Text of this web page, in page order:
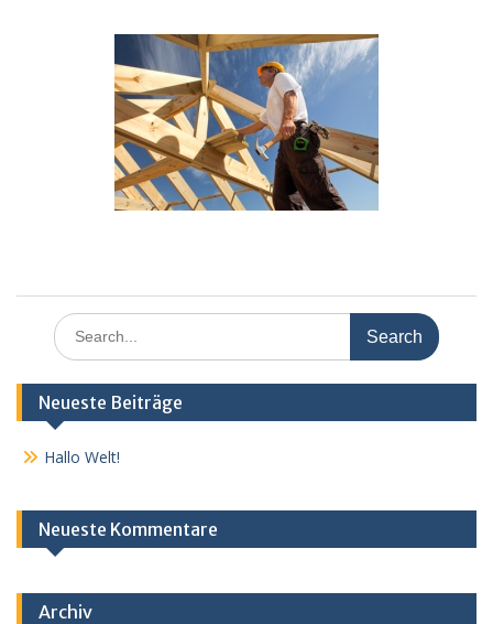
Search
for:
Neueste Beiträge
Hallo Welt!
Neueste Kommentare
Archiv